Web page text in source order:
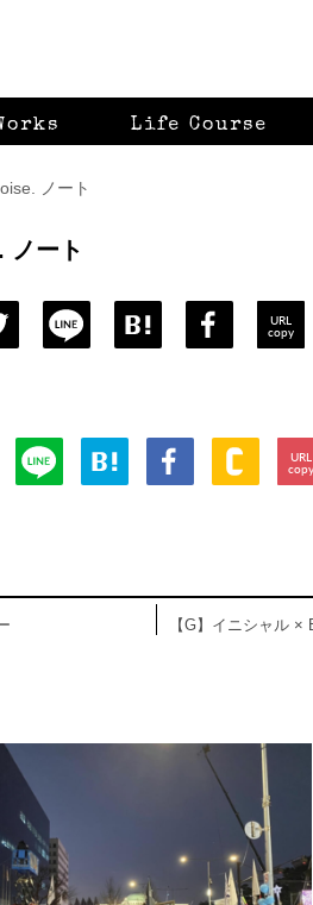
Life Course
ノート
ノート
URL
copy
URL
copy
【G】イニシャル